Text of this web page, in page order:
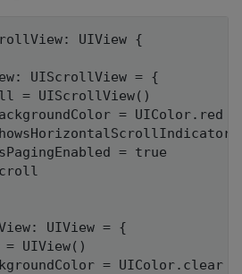
UIView {
UIScrollView = {
= UIScrollView()
= UIColor.red
= true
UIView = {
= UIView()
= UIColor.clear